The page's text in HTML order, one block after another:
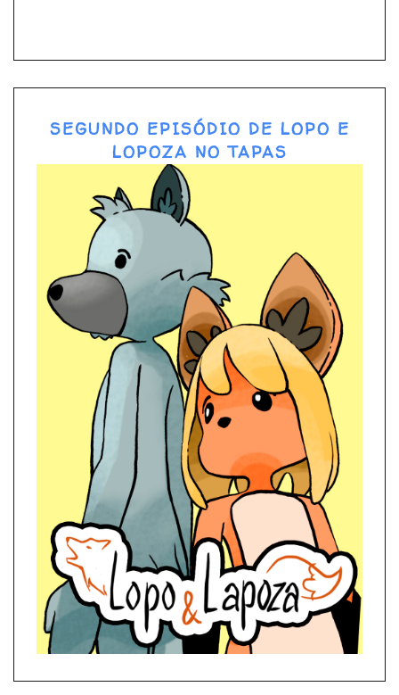
SEGUNDO EPISÓDIO DE LOPO E
LOPOZA NO TAPAS